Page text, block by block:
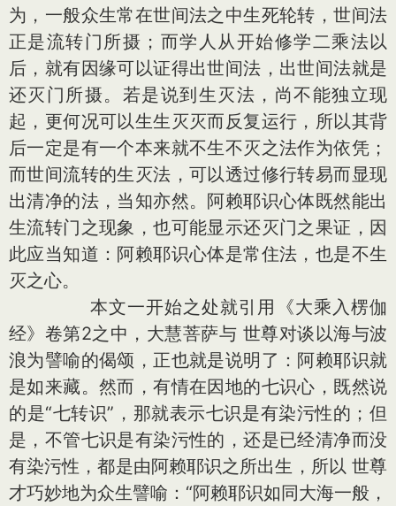
为，一般众生常在世间法之中生死轮转，世间法
正是流转门所摄；而学人从开始修学二乘法以
后，就有因缘可以证得出世间法，出世间法就是
还灭门所摄。若是说到生灭法，尚不能独立现
起，更何况可以生生灭灭而反复运行，所以其背
后一定是有一个本来就不生不灭之法作为依凭；
而世间流转的生灭法，可以透过修行转易而显现
出清净的法，当知亦然。阿赖耶识心体既然能出
生流转门之现象，也可能显示还灭门之果证，因
此应当知道：阿赖耶识心体是常住法，也是不生
灭之心。
本文一开始之处就引用《大乘入楞伽
经》卷第2之中，大慧菩萨与 世尊对谈以海与波
浪为譬喻的偈颂，正也就是说明了：阿赖耶识就
是如来藏。然而，有情在因地的七识心，既然说
的是“七转识”，那就表示七识是有染污性的；但
是，不管七识是有染污性的，还是已经清净而没
有染污性，都是由阿赖耶识之所出生，所以 世尊
才巧妙地为众生譬喻：“阿赖耶识如同大海一般，